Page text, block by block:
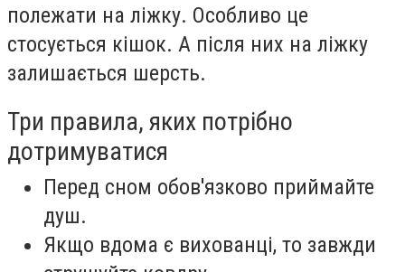
полежати на ліжку. Особливо це
стосується кішок. А після них на ліжку
залишається шерсть.
Три правила, яких потрібно
дотримуватися
Перед сном обов'язково приймайте
душ.
Якщо вдома є вихованці, то завжди